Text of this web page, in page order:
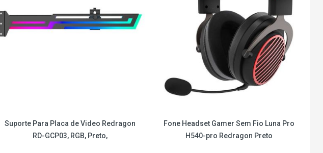
Suporte Para Placa de Video Redragon
RD-GCP03, RGB, Preto,
Fone Headset Gamer Sem Fio Luna Pro
H540-pro Redragon Preto